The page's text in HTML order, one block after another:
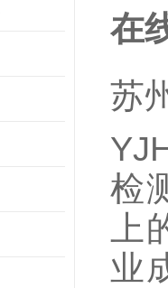
在
苏
检
业